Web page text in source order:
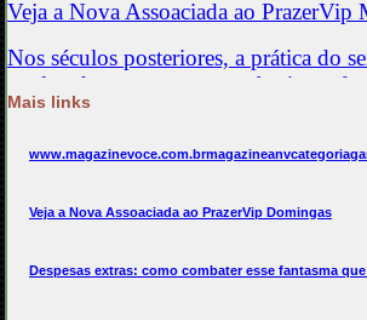
Mais links
Veja a Nova Assoaciada ao PrazerVip Domingas
Despesas extras: como combater esse fantasma